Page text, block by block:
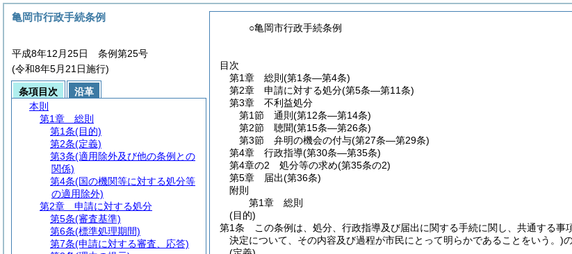
○亀岡市行政手続条例
目次
第1章
総則 (第1条―第4条)
第2章
申請に対する処分(第5条―第11条)
第3章
不利益処分
第1節
通則 (第12条―第14条)
第2節
聴聞(第15条―第26条)
第3節
弁明の機会の付与(第27条―第29条)
第4章
行政指導(第30条―第35条)
第4章の2
処分等の求め(第35条の2)
第5章
届出(第36条)
附則
第1章
総則
(目的)
第1条
この条例は、処分、行政指導及び届出に関する手続に関し、共通する
決定について、その内容及び過程が市民にとって明らかであることをいう。)
亀岡市行政手続条例
平成8年12月25日 条例第25号
(令和8年5月21日施行)
条項目次
沿革
本則
第1章
総則
第1条(目的)
第2条(定義)
第3条(適用除外及び他の条例との
関係)
第4条(国の機関等に対する処分等
の適用除外)
第2章
申請に対する処分
第5条(審査基準)
第6条(標準処理期間)
第7条(申請に対する審査、応答)